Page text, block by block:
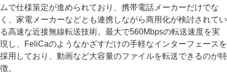
ムで仕様策定が進められており、携帯電話メーカーだけでな
く、家電メーカーなどとも連携しながら商用化が検討されてい
る高速な近接無線転送技術。最大で560Mbpsの転送速度を実
現し、FeliCaのようなかざすだけの手軽なインターフェースを
採用しており、動画など大容量のファイルを転送できるのが特
徴。